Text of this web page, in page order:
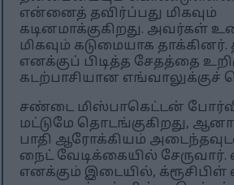
என்னைத் தவிர்ப்பது மிகவும்
கடினமாக்குகிறது. அவர்கள்
மிகவும் கடுமையாக
எனக்குப் பிடித்த சேதத்தை
கடற்பாசியான எங்வாலுக்குச்
சண்டை மிஸ்பாகெட்டன்
மட்டுமே தொடங்குகிறது,
பாதி ஆரோக்கியம்
நைட் வேடிக்கையில் சேருவார்.
எனக்கும் இடையில்,